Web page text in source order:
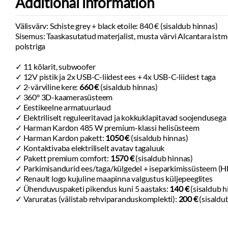
turvavööd
Akustiline UV-filtriga esiklaas, toonitud
tagaklaasid
Tagaistmel 40/20/40 paigutus, reguleeritav
seljatoe kalle ja käetugi Ingenius®
Esprit Alpine salongi disainipakett
Reguleeritavad esiistmete peatoed
6 suunas elektriliselt reguleeritavad
esiistmed, juhiistmel reguleeritav nimmetugi,
positsioonimälu ja massaažifunktsioon
Fraganza (TEP) materjaliga kaetud Alpine
rool
Akustiline
jalakäijatele
Sõidukiiruse
Digitaalne
Juhi väsimuse
Kohanduv
eessõitja
Välisvärv: Schiste grey + black etoile: 840 € (sisaldub hinnas)
Sisemus: Taaskasutatud materjalist, musta värvi Alcantara
polstriga
✓ 11 kõlarit, subwoofer
✓ 12V pistik ja 2x USB-C-liidest ees + 4x USB-C-liidest taga
✓ 2-värviline kere: 660 €(sisaldub hinnas)
✓ 360° 3D-kaamerasüsteem
✓ Eestikeelne armatuurlaud
✓ Elektriliselt reguleeritavad ja kokkuklapitavad
✓ Harman Kardon 485 W premium-klassi helisüsteem
✓ Harman Kardon pakett: 1050 €(sisaldub hinnas)
✓ Kontaktivaba elektriliselt avatav tagaluuk
✓ Pakett premium comfort: 1570 €(sisaldub hinnas)
✓ Parkimisandurid ees/taga/külgedel + iseparkimissüsteem
✓ Renault logo kujuline maapinna valgustus küljepeeglites
✓ Ühenduvuspaketi pikendus kuni 5 aastaks: 140 €(sisaldub
✓ Varuratas (välistab rehviparanduskomplekti): 200 €